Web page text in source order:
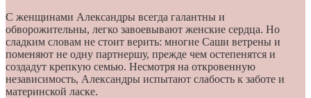
С женщинами Александры всегда галантны и
обворожительны, легко завоевывают женские сердца. Но
сладким словам не стоит верить: многие Саши ветрены и
поменяют не одну партнершу, прежде чем остепенятся и
создадут крепкую семью. Несмотря на откровенную
независимость, Александры испытают слабость к заботе и
материнской ласке.